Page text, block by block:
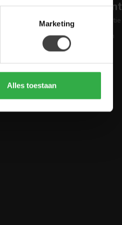
Marketing
Alles toestaan
Mijn account
Account informatie
Mijn bestellingen
Mijn tickets
Alle producten